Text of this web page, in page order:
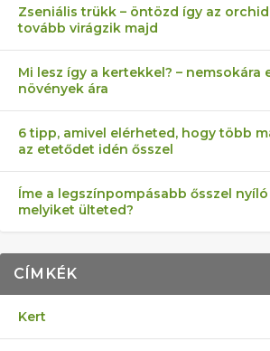
Zseniális trükk – öntözd így az
tovább virágzik majd
Mi lesz így a kertekkel? – nemsokára
növények ára
6 tipp, amivel elérheted, hogy több
az etetődet idén ősszel
Íme a legszínpompásabb ősszel nyíló
melyiket ülteted?
CÍMKÉK
Kert